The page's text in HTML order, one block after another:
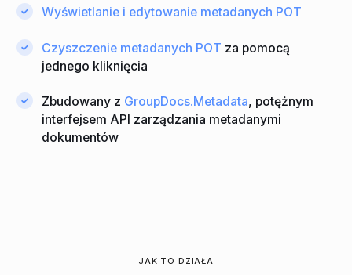
Wyświetlanie i edytowanie metadanych POT
Czyszczenie metadanych POT za pomocą
jednego kliknięcia
Zbudowany z GroupDocs.Metadata, potężnym
interfejsem API zarządzania metadanymi
dokumentów
JAK TO DZIAŁA